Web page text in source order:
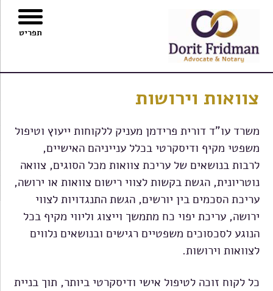
לתוכן
קשר
צוואות וירושות
משרד עו"ד דורית פרידמן מעניק ללקוחות ייעוץ וטיפול
משפטי מקיף ודיסקרטי בכלל ענייניהם האישיים,
לרבות בנושאים של עריכת צוואות מכל הסוגים, צוואה
נוטריונית, הגשת בקשות לצווי רישום צוואות או ירושה,
עריכת הסכמים בין יורשים, הגשת התנגדויות לצווי
ירושה, עריכת יפוי כח מתמשך וייצוג וליווי מקיף בכל
הנוגע לסכסוכים משפטיים רגישים ובנושאים נלווים
לצוואות וירושות.
כל לקוח זוכה לטיפול אישי ודיסקרטי ביותר, תוך בניית
תפריט